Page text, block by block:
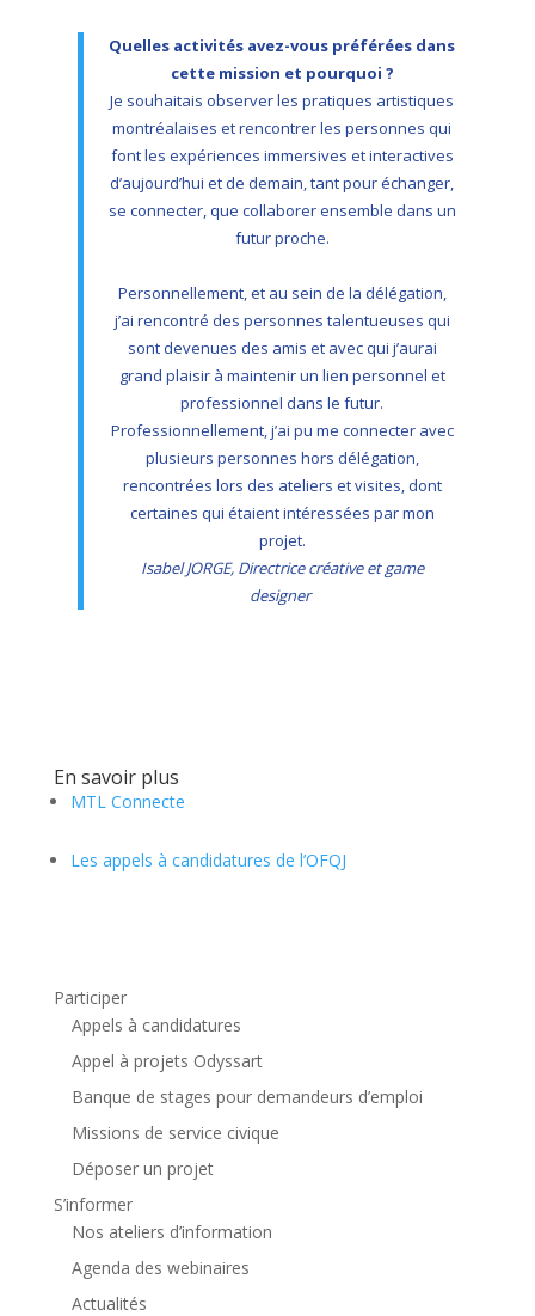
Quelles activités avez-vous préférées dans
cette mission et pourquoi ?
Je souhaitais observer les pratiques artistiques
montréalaises et rencontrer les personnes qui
font les expériences immersives et interactives
d’aujourd’hui et de demain, tant pour échanger,
se connecter, que collaborer ensemble dans un
futur proche.
Personnellement, et au sein de la délégation,
j’ai rencontré des personnes talentueuses qui
sont devenues des amis et avec qui j’aurai
grand plaisir à maintenir un lien personnel et
professionnel dans le futur.
Professionnellement, j’ai pu me connecter avec
plusieurs personnes hors délégation,
rencontrées lors des ateliers et visites, dont
certaines qui étaient intéressées par mon
projet.
Isabel JORGE, Directrice créative et game
designer
En savoir plus
MTL Connecte
Les appels à candidatures de l’OFQJ
Participer
Appels à candidatures
Appel à projets Odyssart
Banque de stages pour demandeurs d’emploi
Missions de service civique
Déposer un projet
S’informer
Nos ateliers d’information
Agenda des webinaires
Actualités